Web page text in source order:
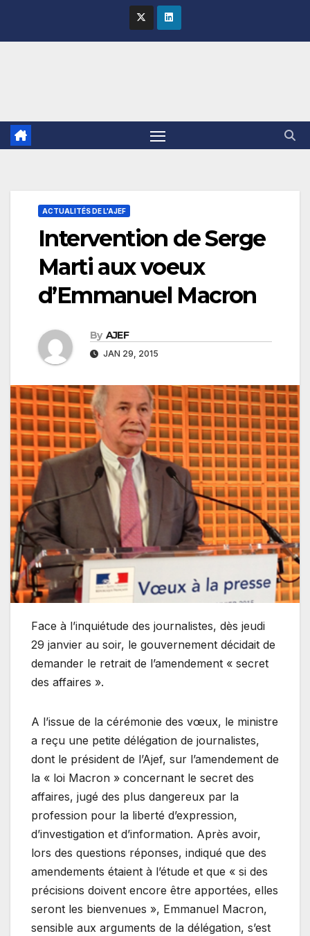
ACTUALITÉS DE L'AJEF
Intervention de Serge
Marti aux voeux
d’Emmanuel Macron
By AJEF
JAN 29, 2015
Face à l’inquiétude des journalistes, dès jeudi
29 janvier au soir, le gouvernement décidait de
demander le retrait de l’amendement « secret
des affaires ».
A l’issue de la cérémonie des vœux, le ministre
a reçu une petite délégation de journalistes,
dont le président de l’Ajef, sur l’amendement de
la « loi Macron » concernant le secret des
affaires, jugé des plus dangereux par la
profession pour la liberté d’expression,
d’investigation et d’information. Après avoir,
lors des questions réponses, indiqué que des
amendements étaient à l’étude et que « si des
précisions doivent encore être apportées, elles
seront les bienvenues », Emmanuel Macron,
sensible aux arguments de la délégation, s’est